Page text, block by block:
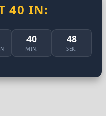
40 IN:
40
MIN.
47
SEK.